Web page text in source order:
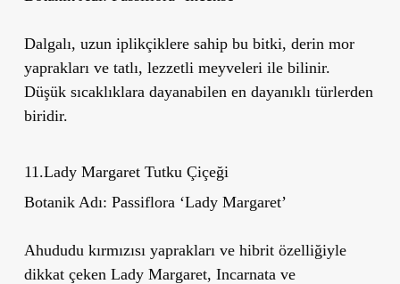
Dalgalı, uzun iplikçiklere sahip bu bitki, derin mor
yaprakları ve tatlı, lezzetli meyveleri ile bilinir.
Düşük sıcaklıklara dayanabilen en dayanıklı türlerden
biridir.
11.Lady Margaret Tutku Çiçeği
Botanik Adı: Passiflora ‘Lady Margaret’
Ahududu kırmızısı yaprakları ve hibrit özelliğiyle
dikkat çeken Lady Margaret, Incarnata ve